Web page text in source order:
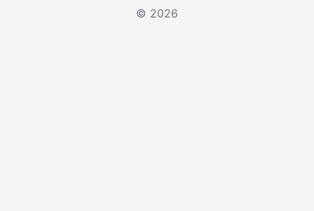
© 2026